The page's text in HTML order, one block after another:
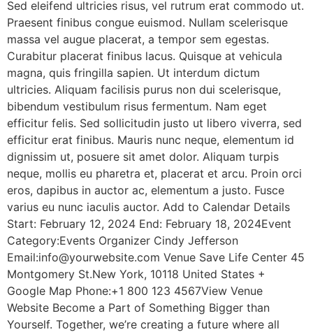
Sed eleifend ultricies risus, vel rutrum erat commodo ut.
Praesent finibus congue euismod. Nullam scelerisque
massa vel augue placerat, a tempor sem egestas.
Curabitur placerat finibus lacus. Quisque at vehicula
magna, quis fringilla sapien. Ut interdum dictum
ultricies. Aliquam facilisis purus non dui scelerisque,
bibendum vestibulum risus fermentum. Nam eget
efficitur felis. Sed sollicitudin justo ut libero viverra, sed
efficitur erat finibus. Mauris nunc neque, elementum id
dignissim ut, posuere sit amet dolor. Aliquam turpis
neque, mollis eu pharetra et, placerat et arcu. Proin orci
eros, dapibus in auctor ac, elementum a justo. Fusce
varius eu nunc iaculis auctor. Add to Calendar Details
Start: February 12, 2024 End: February 18, 2024Event
Category:Events Organizer Cindy Jefferson
Email:info@yourwebsite.com Venue Save Life Center 45
Montgomery St.New York, 10118 United States +
Google Map Phone:+1 800 123 4567View Venue
Website Become a Part of Something Bigger than
Yourself. Together, we’re creating a future where all